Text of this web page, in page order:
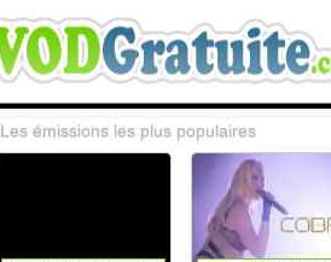
Les émissions les plus populaires